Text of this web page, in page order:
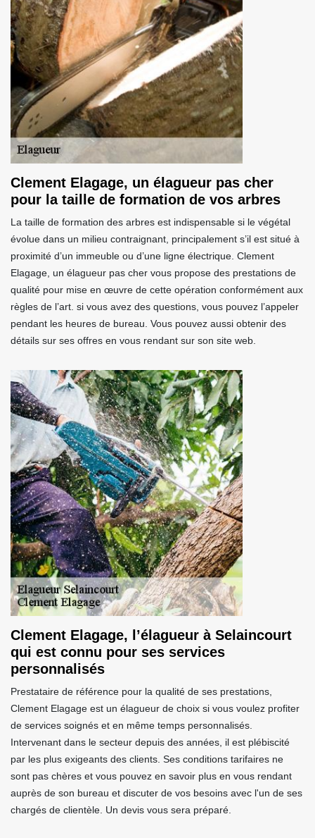
Clement Elagage, un élagueur pas cher
pour la taille de formation de vos arbres
La taille de formation des arbres est indispensable si le végétal
évolue dans un milieu contraignant, principalement s’il est situé à
proximité d’un immeuble ou d’une ligne électrique. Clement
Elagage, un élagueur pas cher vous propose des prestations de
qualité pour mise en œuvre de cette opération conformément aux
règles de l’art. si vous avez des questions, vous pouvez l’appeler
pendant les heures de bureau. Vous pouvez aussi obtenir des
détails sur ses offres en vous rendant sur son site web.
Clement Elagage, l’élagueur à Selaincourt
qui est connu pour ses services
personnalisés
Prestataire de référence pour la qualité de ses prestations,
Clement Elagage est un élagueur de choix si vous voulez profiter
de services soignés et en même temps personnalisés.
Intervenant dans le secteur depuis des années, il est plébiscité
par les plus exigeants des clients. Ses conditions tarifaires ne
sont pas chères et vous pouvez en savoir plus en vous rendant
auprès de son bureau et discuter de vos besoins avec l'un de ses
chargés de clientèle. Un devis vous sera préparé.